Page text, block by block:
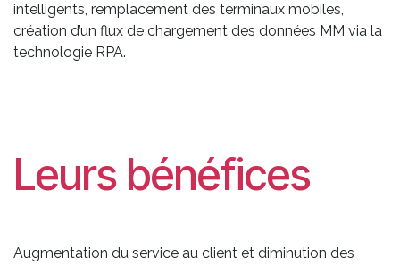
intelligents, remplacement des terminaux mobiles,
création d’un flux de chargement des données MM via la
technologie RPA.
Leurs bénéfices
Augmentation du service au client et diminution des